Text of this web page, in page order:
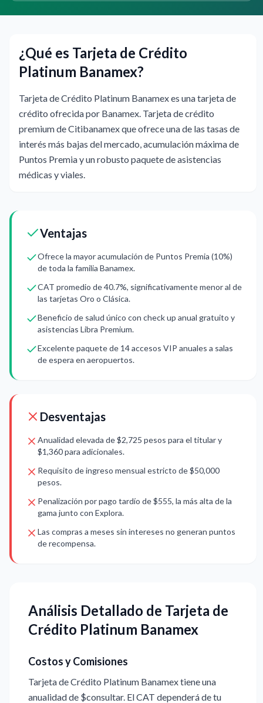
¿Qué es Tarjeta de Crédito
Platinum Banamex?
Tarjeta de Crédito Platinum Banamex es una tarjeta de
crédito ofrecida por Banamex. Tarjeta de crédito
premium de Citibanamex que ofrece una de las tasas de
interés más bajas del mercado, acumulación máxima de
Puntos Premia y un robusto paquete de asistencias
médicas y viales.
Ventajas
Ofrece la mayor acumulación de Puntos Premia (10%)
de toda la familia Banamex.
CAT promedio de 40.7%, significativamente menor al de
las tarjetas Oro o Clásica.
Beneficio de salud único con check up anual gratuito y
asistencias Libra Premium.
Excelente paquete de 14 accesos VIP anuales a salas
de espera en aeropuertos.
Desventajas
Anualidad elevada de $2,725 pesos para el titular y
$1,360 para adicionales.
Requisito de ingreso mensual estricto de $50,000
pesos.
Penalización por pago tardío de $555, la más alta de la
gama junto con Explora.
Las compras a meses sin intereses no generan puntos
de recompensa.
Análisis Detallado de Tarjeta de
Crédito Platinum Banamex
Costos y Comisiones
Tarjeta de Crédito Platinum Banamex tiene una
anualidad de $consultar. El CAT dependerá de tu